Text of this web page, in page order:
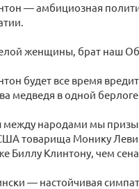
— амбициозная
женщины, брат наш
будет все время
медведя в одной
народами мы
товарища Монику
Биллу Клинтону, чем
— настойчивая